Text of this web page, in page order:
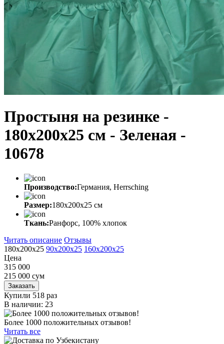
Простыня на резинке -
180x200x25 cм - Зеленая -
10678
Производство:Германия, Herrsching
Размер:180x200x25 cм
Ткань:Ранфорс, 100% хлопок
Читать описание Отзывы
180x200x25 90x200x25 160x200x25
Цена
315 000
215 000 сум
Заказать
Купили 518 раз
В наличии: 23
Более 1000 положительных отзывов!
Читать все